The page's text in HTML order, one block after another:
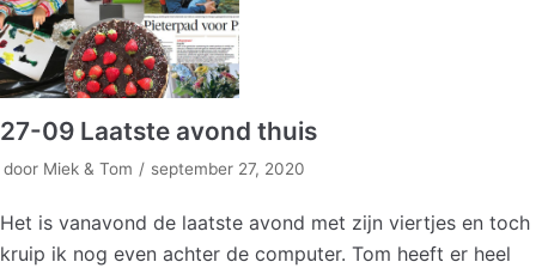
27-09 Laatste avond thuis
door Miek & Tom september 27, 2020
Het is vanavond de laatste avond met zijn viertjes en toch
kruip ik nog even achter de computer. Tom heeft er heel